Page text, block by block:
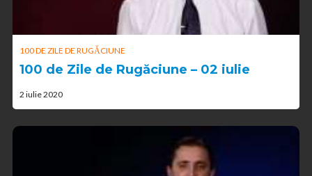
100 DE ZILE DE RUGĂCIUNE
100 de Zile de Rugăciune – 02 iulie
2 iulie 2020